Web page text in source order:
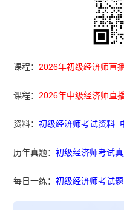
课程： 2026年初级经济师直
课程： 2026年中级经济师直
资料：初级经济师考试资料
历年真题：初级经济师考试
每日一练：初级经济师考试题